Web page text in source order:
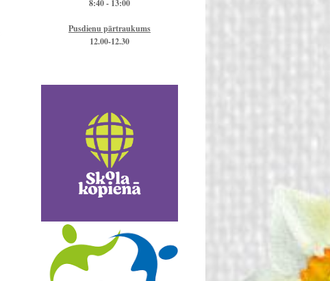
8:40 - 13:00
Pusdienu pārtraukums
12.00-12.30